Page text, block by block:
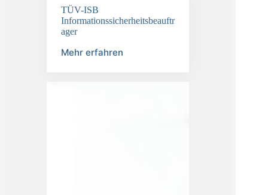
TÜV-ISB
Informationssicherheitsbeauftr